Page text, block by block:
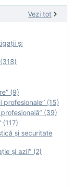
Vezi tot
şi
(9)
profesionale” (15)
(39)
(117)
și securitate
și azil” (2)